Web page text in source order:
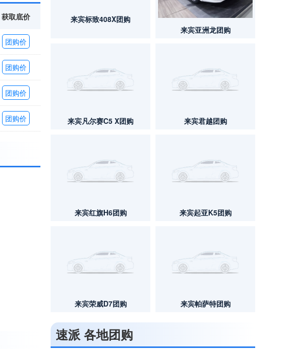
8月3
7月30
8月4
获取底价
团购价
团购价
团购价
团购价
来宾标致408X团购
来宾亚洲龙团购
来宾凡尔赛C5 X团购 来宾君越团购
来宾红旗H6团购 来宾起亚K5团购
来宾荣威D7团购 来宾帕萨特团购
速派 各地团购